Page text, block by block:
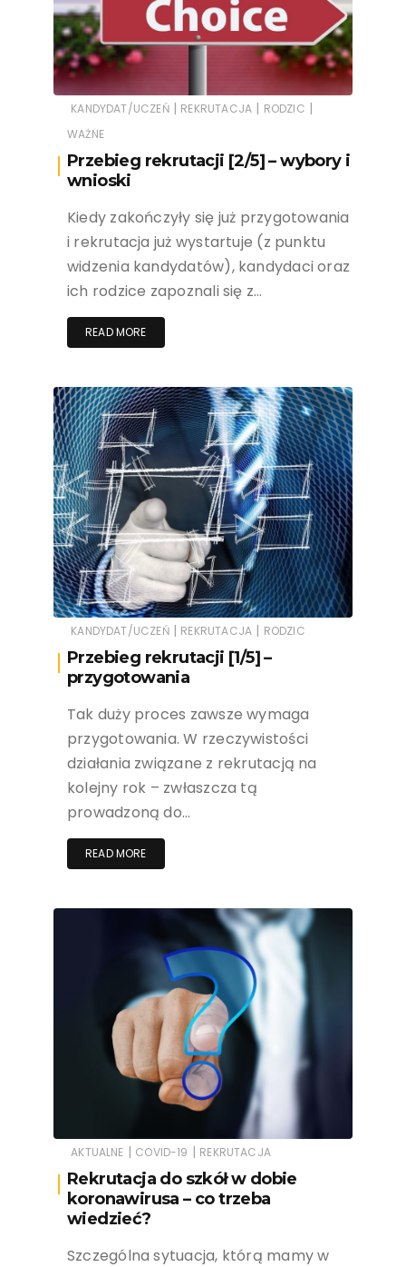
KANDYDAT/UCZEŃ | REKRUTACJA | RODZIC |
WAŻNE
Przebieg rekrutacji [2/5] – wybory i
wnioski
Kiedy zakończyły się już przygotowania
i rekrutacja już wystartuje (z punktu
widzenia kandydatów), kandydaci oraz
ich rodzice zapoznali się z…
READ MORE
KANDYDAT/UCZEŃ | REKRUTACJA | RODZIC
Przebieg rekrutacji [1/5] –
przygotowania
Tak duży proces zawsze wymaga
przygotowania. W rzeczywistości
działania związane z rekrutacją na
kolejny rok – zwłaszcza tą
prowadzoną do…
READ MORE
AKTUALNE | COVID-19 | REKRUTACJA
Rekrutacja do szkół w dobie
koronawirusa – co trzeba
wiedzieć?
Szczególna sytuacja, którą mamy w